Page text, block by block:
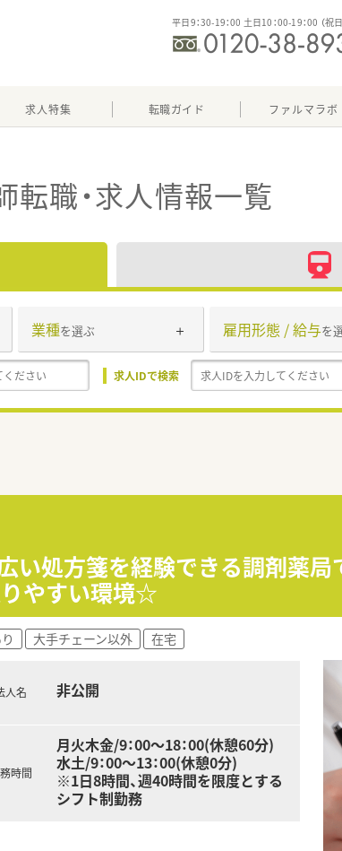
平日9：30-19：00 土日10：00-19：00 （祝
求人特集 転職ガイド ファルマラボ
転職・求人情報一覧
業種を選ぶ 雇用形態 / 給与を
求人IDで検索
処方箋を経験できる調剤薬局
りやすい環境☆
大手チェーン以外 在宅
人名 非公開
時間
月火木金/9：00～18：00(休憩60分)
水土/9：00～13：00(休憩0分)
※1日8時間、週40時間を限度とする
シフト制勤務